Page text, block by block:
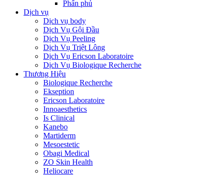
Phấn phủ
Dịch vụ
Dịch vụ body
Dịch Vụ Gội Đầu
Dịch Vụ Peeling
Dịch Vụ Triệt Lông
Dịch Vụ Ericson Laboratoire
Dịch Vụ Biologique Recherche
Thương Hiệu
Biologique Recherche
Ekseption
Ericson Laboratoire
Innoaesthetics
Is Clinical
Kanebo
Martiderm
Mesoestetic
Obagi Medical
ZO Skin Health
Heliocare